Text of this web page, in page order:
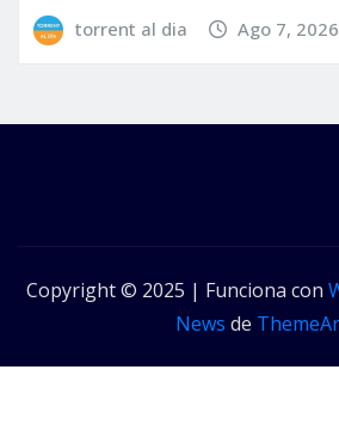
torrent al dia Ago 7, 2026
Copyright © 2025 | Funciona con
News de